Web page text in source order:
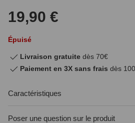
19,90 €
Épuisé
Livraison gratuite dès 70€
Paiement en 3X sans frais dès
Caractéristiques
Poser une question sur le produit